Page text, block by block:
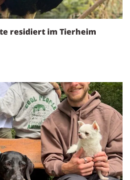
residiert im Tierheim